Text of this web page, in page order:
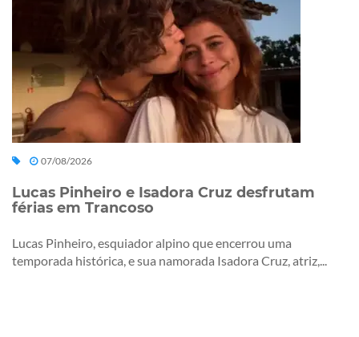
07/08/2026
Lucas Pinheiro e Isadora Cruz desfrutam
férias em Trancoso
Lucas Pinheiro, esquiador alpino que encerrou uma
temporada histórica, e sua namorada Isadora Cruz, atriz,...